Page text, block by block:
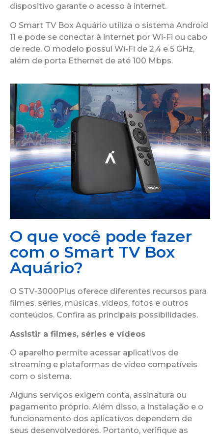
dispositivo garante o acesso à internet.
O Smart TV Box Aquário utiliza o sistema Android
11 e pode se conectar à internet por Wi-Fi ou cabo
de rede. O modelo possui Wi-Fi de 2,4 e 5 GHz,
além de porta Ethernet de até 100 Mbps.
O que você pode fazer
com o Smart TV Box
Aquário?
O STV-3000Plus oferece diferentes recursos para
filmes, séries, músicas, vídeos, fotos e outros
conteúdos. Confira as principais possibilidades.
Assistir a filmes, séries e vídeos
O aparelho permite acessar aplicativos de
streaming e plataformas de vídeo compatíveis
com o sistema.
Alguns serviços exigem conta, assinatura ou
pagamento próprio. Além disso, a instalação e o
funcionamento dos aplicativos dependem de
seus desenvolvedores. Portanto, verifique as